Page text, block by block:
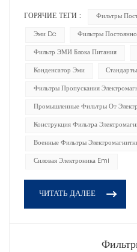
ГОРЯЧИЕ ТЕГИ : Фильтры
Эми Dc Фильтры
Фильтр ЭМИ Блока Питания
Конденсатор Эми
Фильтры Пропускания
Промышленные Фильтры От
Конструкция Фильтра
Военные Фильтры
Силовая Электроника Emi
ЧИТАТЬ ДАЛЕЕ